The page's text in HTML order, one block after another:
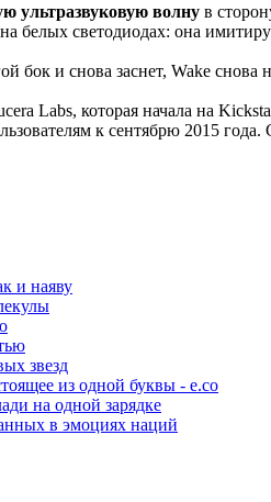
ультразвуковую волну в
белых светодиодах: она
бок и снова заснет, Wake снова
Labs, которая начала на
к сентябрю 2015
и наяву
звезд
из одной буквы - e.co
на одной зарядке
в эмоциях наций